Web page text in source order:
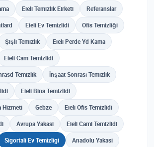
Eieli Temizlik Eirketi Referanslar
Eieli Ev Temizlidi Ofis Temizliği
Şişli Temizlik Eieli Perde Yd Kama
Eieli Cam Temizlidi
Temizlik İnşaat Sonrası Temizlik
Eieli Bina Temizlidi
Hizmeti Gebze Eieli Ofis Temizlidi
Avrupa Yakasi Eieli Cami Temizlidi
Sigortali Ev Temizligi Anadolu Yakasi